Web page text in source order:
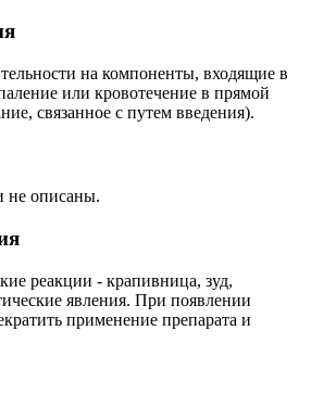
на компоненты, входящие в
или кровотечение в прямой
связанное с путем введения).
не описаны.
реакции - крапивница, зуд,
явления. При появлении
применение препарата и